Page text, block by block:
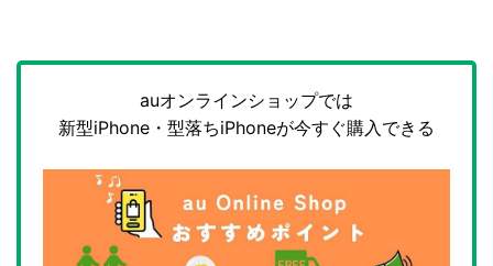
auオンラインショップでは
新型iPhone・型落ちiPhoneが今すぐ購入できる